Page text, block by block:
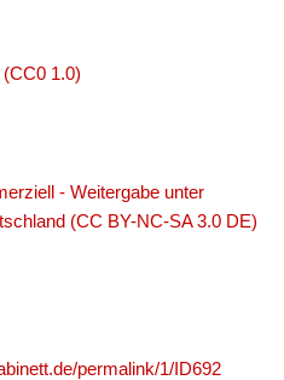
1.0)
- Weitergabe unter
(CC BY-NC-SA 3.0 DE)
permalink/1/ID692